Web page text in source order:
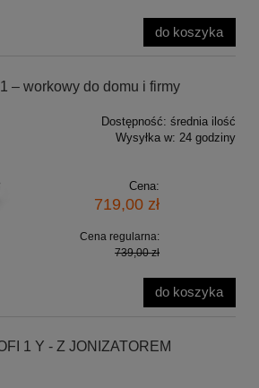
do koszyka
– workowy do domu i firmy
Dostępność: średnia ilość
Wysyłka w: 24 godziny
Cena:
719,00 zł
Cena regularna:
739,00 zł
do koszyka
1 Y - Z JONIZATOREM